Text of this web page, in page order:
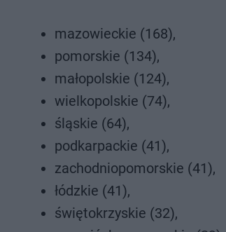
mazowieckie (168),
pomorskie (134),
małopolskie (124),
wielkopolskie (74),
śląskie (64),
podkarpackie (41),
zachodniopomorskie (41),
łódzkie (41),
świętokrzyskie (32),